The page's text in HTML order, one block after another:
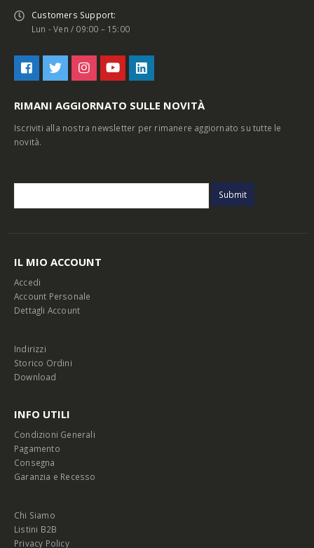
Customers Support:
Lun - Ven / 09:00 – 15:00
RIMANI AGGIORNATO SULLE NOVITÀ
Iscriviti alla nostra newsletter per rimanere aggiornato su tutte le
novità.
IL MIO ACCOUNT
Accedi
Account Personale
Dettagli Account
Indirizzi
Storico Ordini
Download
INFO UTILI
Condizioni Generali
Pagamento
Consegna
Garanzia e Recesso
Chi Siamo
Listini B2B
Privacy Policy